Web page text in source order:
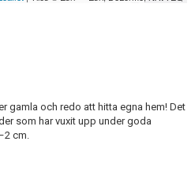
gamla och redo att hitta egna hem! Det
som har vuxit upp under goda
cm.